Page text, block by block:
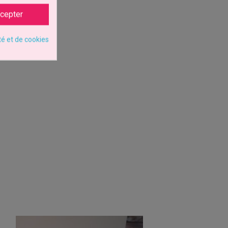
et de cookies